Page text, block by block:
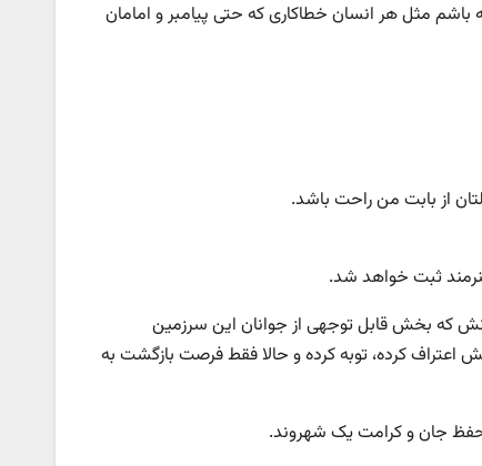
باشم مثل هر انسان خطاکارى که حتى پیامبر و امامان
از بابت من راحت باشد.
ثبت خواهد شد.
که بخش قابل توجهى از جوانان این سرزمین
اعتراف کرده، توبه کرده و حالا فقط فرصت بازگشت به
حفظ جان و کرامت یک شهروند.